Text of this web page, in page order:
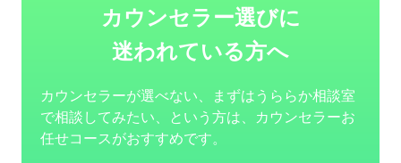
カウンセラー選びに
迷われている方へ
カウンセラーが選べない、まずはうららか相談室
で相談してみたい、という方は、カウンセラーお
任せコースがおすすめです。